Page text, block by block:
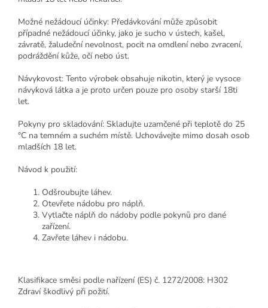
Možné nežádoucí účinky: Předávkování může způsobit
případné nežádoucí účinky, jako je sucho v ústech, kašel,
závratě, žaludeční nevolnost, pocit na omdlení nebo zvracení,
podráždění kůže, očí nebo úst.
Návykovost: Tento výrobek obsahuje nikotin, který je vysoce
návyková látka a je proto určen pouze pro osoby starší 18ti
let.
Pokyny pro skladování: Skladujte uzamčené při teplotě do 25
°C na temném a suchém místě. Uchovávejte mimo dosah osob
mladších 18 let.
Návod k použití:
Odšroubujte láhev.
Otevřete nádobu pro náplň.
Vytlačte náplň do nádoby podle pokynů pro dané
zařízení.
Zavřete láhev i nádobu.
Klasifikace směsi podle nařízení (ES) č. 1272/2008: H302
Zdraví škodlivý při požití.